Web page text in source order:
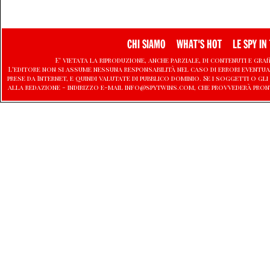
CHI SIAMO WHAT'S HOT LE SPY IN
E' vietata la riproduzione, anche parziale, di contenuti e
L'editore non si assume nessuna responsabilità nel caso di errori
prese da Internet, e quindi valutate di pubblico dominio. Se i soggetti
alla redazione - indirizzo e-mail info@spytwins.com, che provvederà